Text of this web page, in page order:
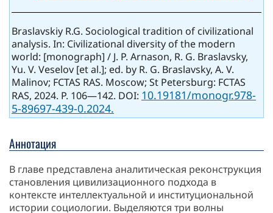
Braslavskiy R.G. Sociological tradition of civilizational
analysis. In: Civilizational diversity of the modern
world: [monograph] / J. P. Arnason, R. G. Braslavsky,
Yu. V. Veselov [et al.]; ed. by R. G. Braslavsky, A. V.
Malinov; FCTAS RAS. Moscow; St Petersburg: FCTAS
RAS, 2024. P. 106—142. DOI: 10.19181/monogr.978-
5-89697-439-0.2024.
Аннотация
В главе представлена аналитическая реконструкция
становления цивилизационного подхода в
контексте интеллектуальной и институциональной
истории социологии. Выделяются три волны